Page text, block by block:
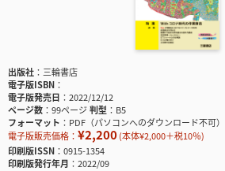
出版社
三輪書店
電子版ISBN
電子版発売日
2022/12/12
ページ数
99ページ判型
B5
フォーマット
PDF（パソコンへのダウンロード不可）
電子版販売価格： ¥2,200(本体¥2,000＋税10％)
印刷版ISSN
0915-1354
印刷版発行年月
2022/09